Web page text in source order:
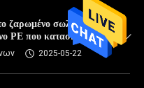
ζαρωμένο σωλήνων
PE που κατασκευάζει
2025-05-22